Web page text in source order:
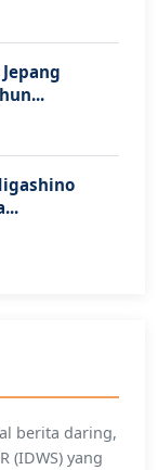
berita daring,
(IDWS) yang